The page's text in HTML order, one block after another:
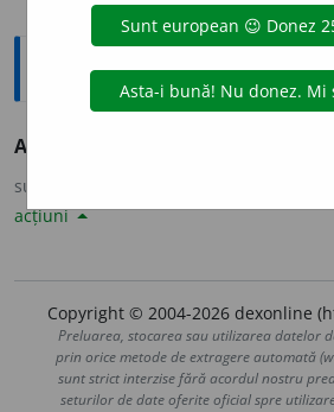
Sinonime
ACIU
sursa:
acțiuni
Copyright © 2004-2026 dexonline
Preluarea, stocarea sau utilizarea datelor
prin orice metode de extragere automată
sunt strict interzise fără acordul nostru
seturilor de date oferite oficial spre